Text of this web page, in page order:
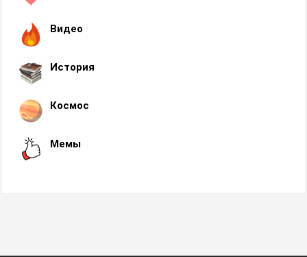
Видео
История
Космос
Мемы